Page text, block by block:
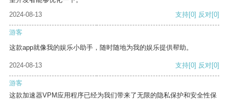
2024-08-13
支持[0] 反对[0]
游客
这款app就像我的娱乐小助手，随时随地为我的娱乐提供帮助。
2024-08-13 支持[0] 反对[0]
游客
这款加速器VPM应用程序已经为我们带来了无限的隐私保护和安全性保